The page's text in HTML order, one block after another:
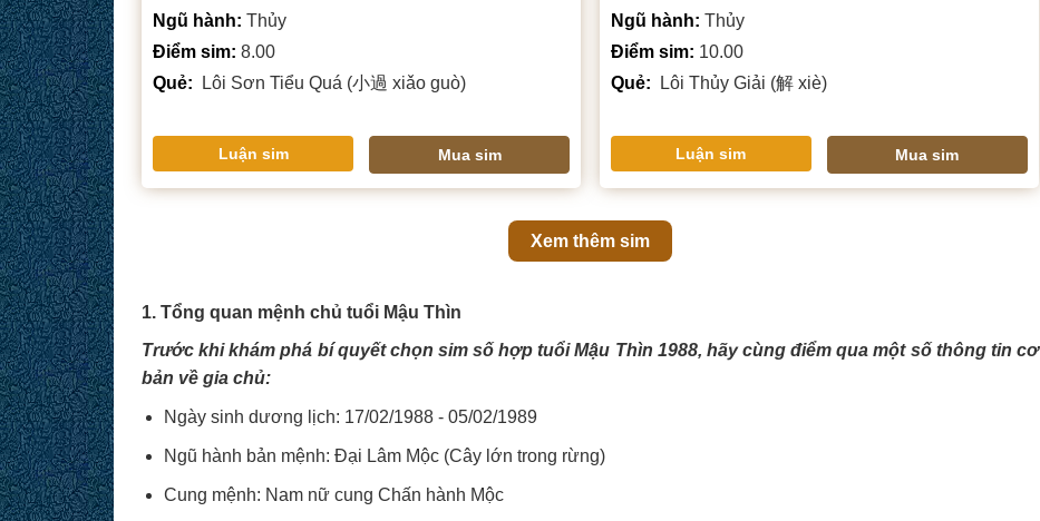
Ngũ hành: Thủy
Điểm sim: 8.00
Quẻ:
Lôi Sơn Tiểu Quá (小過 xiǎo guò)
Luận sim Mua sim
Ngũ hành: Thủy
Điểm sim: 10.00
Quẻ:
Lôi Thủy Giải (解 xiè)
Luận sim Mua sim
Xem thêm sim
1. Tổng quan mệnh chủ tuổi Mậu Thìn
Trước khi khám phá bí quyết chọn sim số hợp tuổi Mậu Thìn 1988, hãy cùng điểm qua một số thông tin cơ
bản về gia chủ:
Ngày sinh dương lịch: 17/02/1988 - 05/02/1989
Ngũ hành bản mệnh: Đại Lâm Mộc (Cây lớn trong rừng)
Cung mệnh: Nam nữ cung Chấn hành Mộc